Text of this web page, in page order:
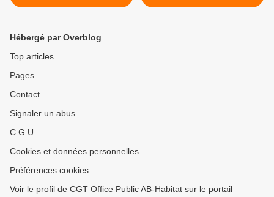
reportent le paiement des
de la crise sanitaire actuelle
Hébergé par Overblog
Top articles
Pages
Contact
Signaler un abus
C.G.U.
Cookies et données personnelles
Préférences cookies
Voir le profil de CGT Office Public AB-Habitat sur le portail